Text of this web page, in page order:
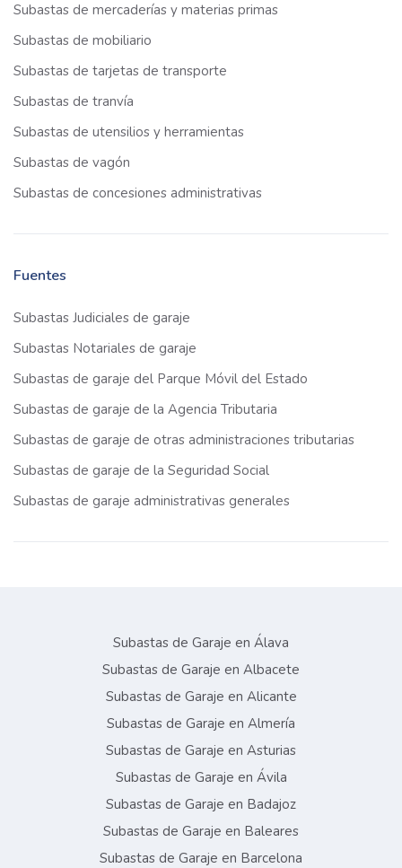
Subastas de mercaderías y materias primas
Subastas de mobiliario
Subastas de tarjetas de transporte
Subastas de tranvía
Subastas de utensilios y herramientas
Subastas de vagón
Subastas de concesiones administrativas
Fuentes
Subastas Judiciales de garaje
Subastas Notariales de garaje
Subastas de garaje del Parque Móvil del Estado
Subastas de garaje de la Agencia Tributaria
Subastas de garaje de otras administraciones tributarias
Subastas de garaje de la Seguridad Social
Subastas de garaje administrativas generales
Subastas de Garaje en Álava
Subastas de Garaje en Albacete
Subastas de Garaje en Alicante
Subastas de Garaje en Almería
Subastas de Garaje en Asturias
Subastas de Garaje en Ávila
Subastas de Garaje en Badajoz
Subastas de Garaje en Baleares
Subastas de Garaje en Barcelona